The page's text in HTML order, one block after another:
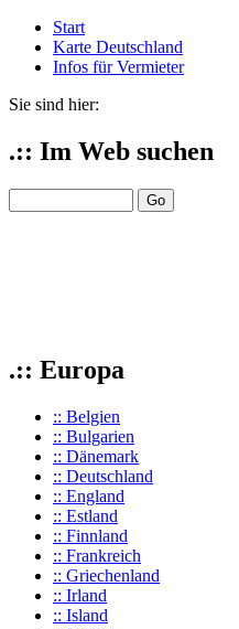
Start
Karte Deutschland
Infos für Vermieter
Sie sind hier:
.:: Im Web suchen
.:: Europa
:: Belgien
:: Bulgarien
:: Dänemark
:: Deutschland
:: England
:: Estland
:: Finnland
:: Frankreich
:: Griechenland
:: Irland
:: Island